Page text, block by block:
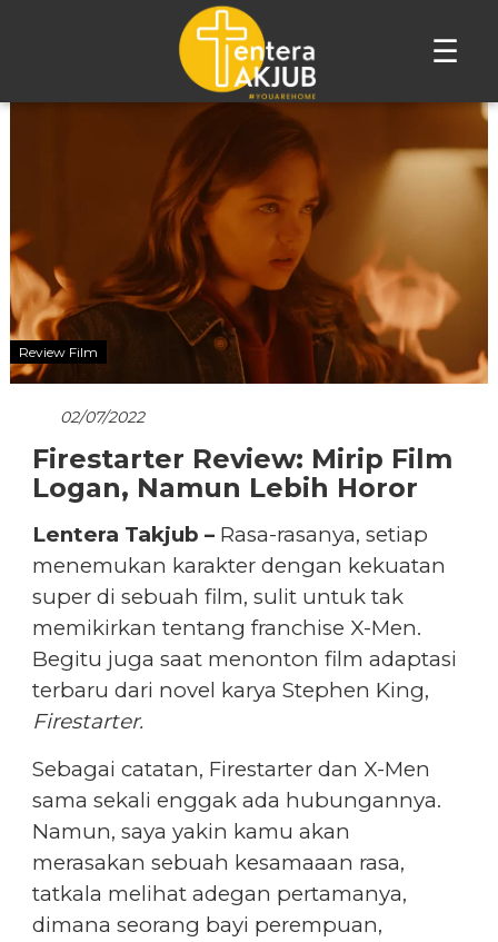
☰
Lompat
Review Film
02/07/2022
Firestarter Review: Mirip Film
Logan, Namun Lebih Horor
Lentera Takjub – Rasa-rasanya, setiap
menemukan karakter dengan kekuatan
super di sebuah film, sulit untuk tak
memikirkan tentang franchise X-Men.
Begitu juga saat menonton film adaptasi
terbaru dari novel karya Stephen King,
Firestarter.
Sebagai catatan, Firestarter dan X-Men
sama sekali enggak ada hubungannya.
Namun, saya yakin kamu akan
merasakan sebuah kesamaaan rasa,
tatkala melihat adegan pertamanya,
dimana seorang bayi perempuan,